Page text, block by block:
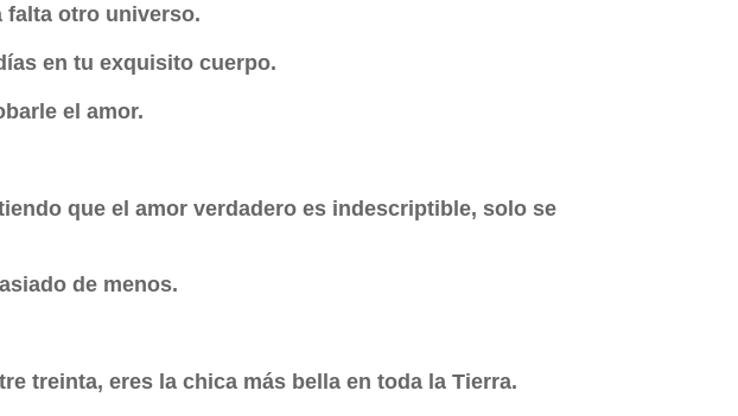
falta otro universo.
en tu exquisito cuerpo.
el amor.
que el amor verdadero es indescriptible, solo se
de menos.
treinta, eres la chica más bella en toda la Tierra.